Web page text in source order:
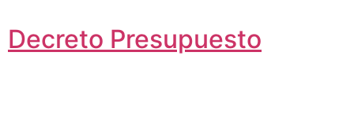
Decreto Presupuesto